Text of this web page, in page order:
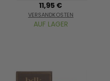
11,95 €
VERSANDKOSTEN
AUF LAGER